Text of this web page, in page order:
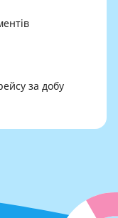
за добу